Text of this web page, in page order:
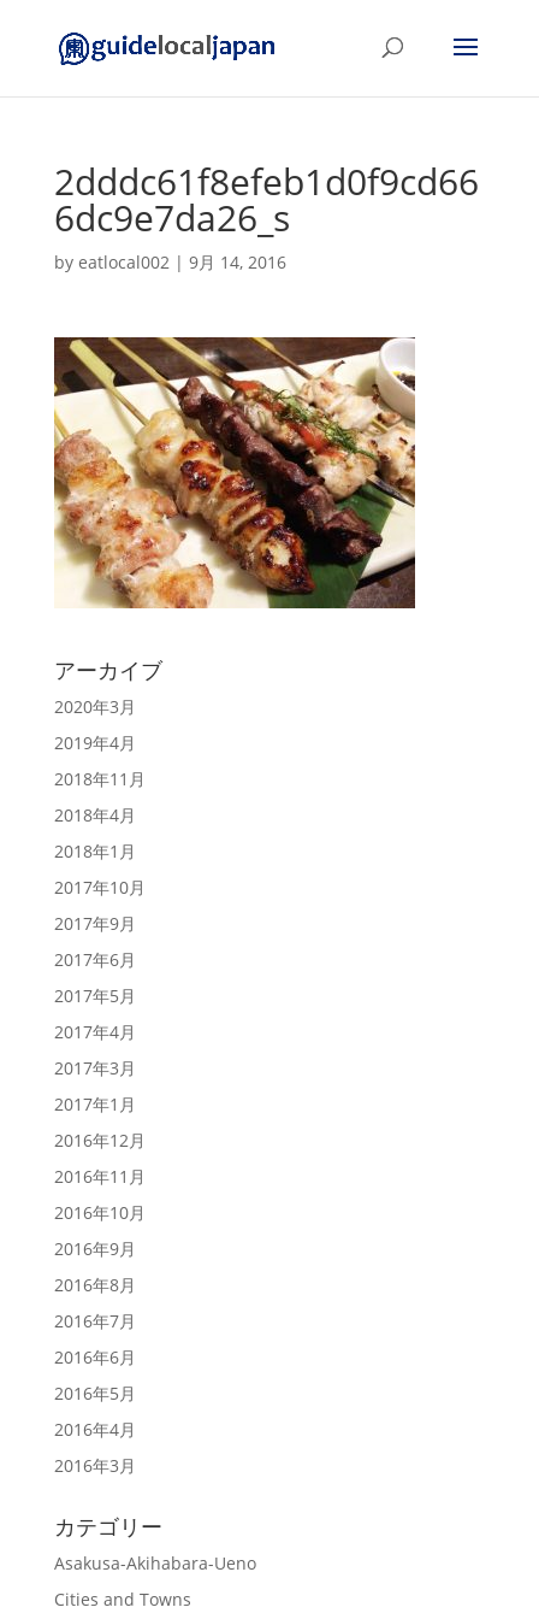
2dddc61f8efeb1d0f9cd66
6dc9e7da26_s
by eatlocal002| 9月 14, 2016
アーカイブ
2020年3月
2019年4月
2018年11月
2018年4月
2018年1月
2017年10月
2017年9月
2017年6月
2017年5月
2017年4月
2017年3月
2017年1月
2016年12月
2016年11月
2016年10月
2016年9月
2016年8月
2016年7月
2016年6月
2016年5月
2016年4月
2016年3月
カテゴリー
Asakusa-Akihabara-Ueno
Cities and Towns